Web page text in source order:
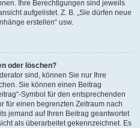
Ihre Berechtigungen sind jeweils
aufgelistet. Z. B. „Sie dürfen neue
erstellen“ usw.
oder löschen?
sind, können Sie nur Ihre
Sie können einen Beitrag
Symbol für den entsprechenden
für einen begrenzten Zeitraum nach
jemand auf Ihren Beitrag geantwortet
als überarbeitet gekennzeichnet. Es